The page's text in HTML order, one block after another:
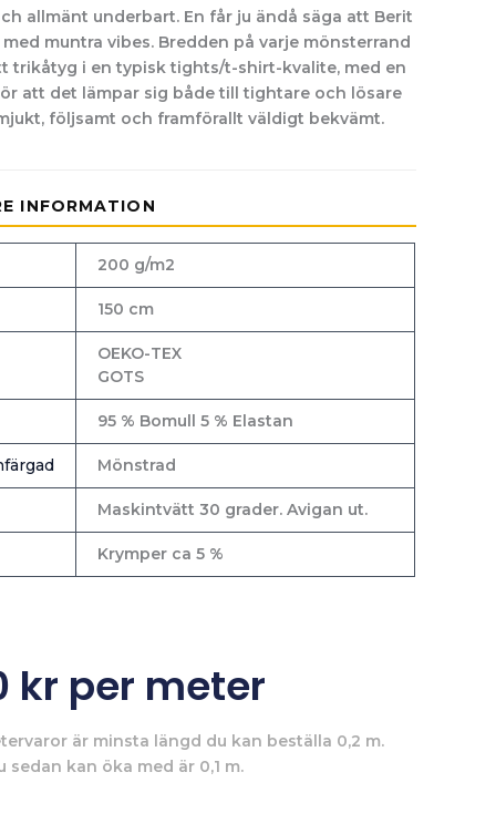
allmänt underbart. En får ju ändå säga att Berit
muntra vibes. Bredden på varje mönsterrand
trikåtyg i en typisk tights/t-shirt-kvalite, med en
att det lämpar sig både till tightare och lösare
följsamt och framförallt väldigt bekvämt.
INFORMATION
200 g/m2
150 cm
OEKO-TEX
GOTS
95 % Bomull 5 % Elastan
Mönstrad
Maskintvätt 30 grader. Avigan ut.
Krymper ca 5 %
kr per meter
är minsta längd du kan beställa 0,2 m.
sedan kan öka med är 0,1 m.